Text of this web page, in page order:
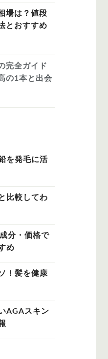
場は？値段
とおすすめ
完全ガイド
の1本と出会
を発毛に活
比較してわ
分・価格で
め
！髪を健康
AGAスキン